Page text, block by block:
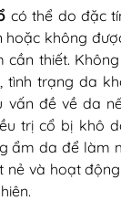
Do đặc tính da
Không được
Da thiếu độ ẩm
da ở cổ có
bị khô được
Chẩn đoán
Điều trị
ngừa cổ bị
có thể do đặc
hoặc không
cần thiết.
tình trạng da
vấn đề về da
trị cổ bị khô
ẩm da để làm
nẻ và hoạt